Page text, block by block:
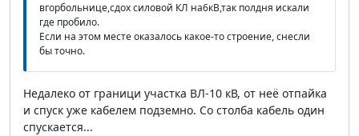
вгорбольнице,сдох силовой КЛ на6кВ,так полдня искали
где пробило.
Если на этом месте оказалось какое-то строение, снесли
бы точно.
Недалеко от граници участка ВЛ-10 кВ, от неё отпайка
и спуск уже кабелем подземно. Со столба кабель один
спускается...